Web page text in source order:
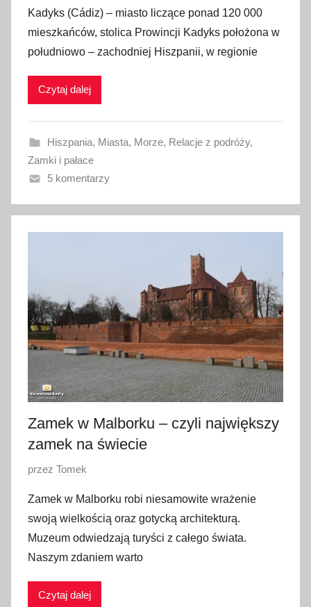
u
b
l
i
a
n
o
0
l
o
p
a
a
2
0
7
Kadyks (Cádiz) – miasto liczące ponad 120 000
mieszkańców, stolica Prowincji Kadyks położona w
południowo – zachodniej Hiszpanii, w regionie
Czytaj dalej
Hiszpania, Miasta, Morze, Relacje z podróży,
Zamki i pałace
5 komentarzy
Zamek w Malborku – czyli największy
zamek na świecie
O
u
b
l
i
przez Tomek
Zamek w Malborku robi niesamowite wrażenie
swoją wielkością oraz gotycką architekturą.
Muzeum odwiedzają turyści z całego świata.
Naszym zdaniem warto
Czytaj dalej